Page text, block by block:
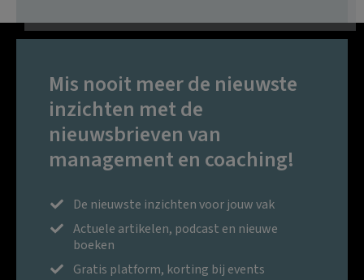
Mis nooit meer de nieuwste
inzichten met de
nieuwsbrieven van
management en coaching!
De nieuwste inzichten voor jouw vak
Actuele artikelen, podcast en nieuwe
boeken
Gratis platform, korting bij events